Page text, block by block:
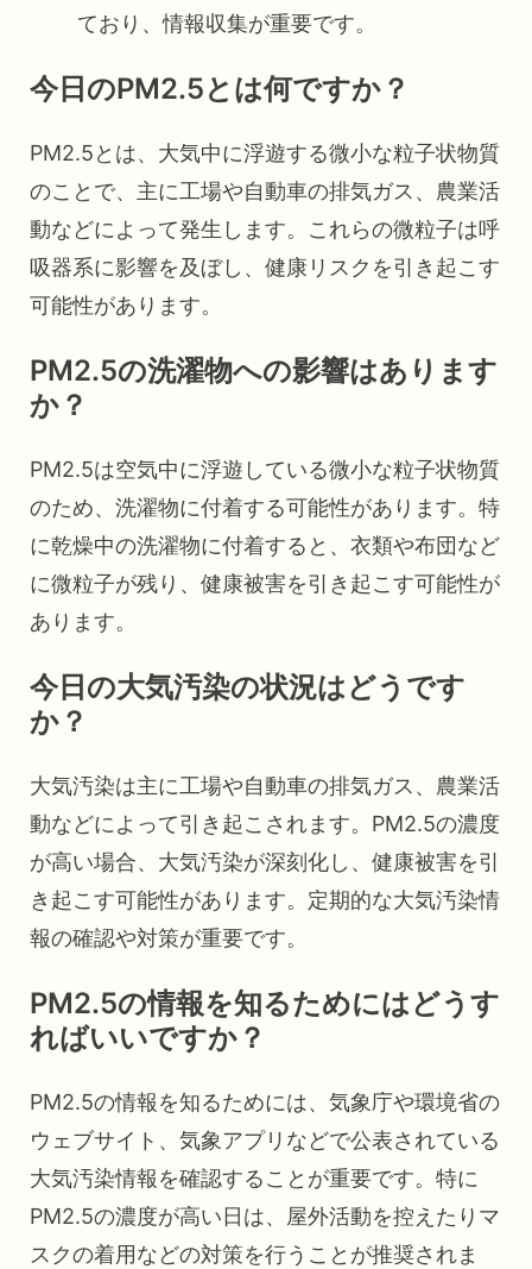
ており、情報収集が重要です。
今日のPM2.5とは何ですか？
PM2.5とは、大気中に浮遊する微小な粒子状物質
のことで、主に工場や自動車の排気ガス、農業活
動などによって発生します。これらの微粒子は呼
吸器系に影響を及ぼし、健康リスクを引き起こす
可能性があります。
PM2.5の洗濯物への影響はあります
か？
PM2.5は空気中に浮遊している微小な粒子状物質
のため、洗濯物に付着する可能性があります。特
に乾燥中の洗濯物に付着すると、衣類や布団など
に微粒子が残り、健康被害を引き起こす可能性が
あります。
今日の大気汚染の状況はどうです
か？
大気汚染は主に工場や自動車の排気ガス、農業活
動などによって引き起こされます。PM2.5の濃度
が高い場合、大気汚染が深刻化し、健康被害を引
き起こす可能性があります。定期的な大気汚染情
報の確認や対策が重要です。
PM2.5の情報を知るためにはどうす
ればいいですか？
PM2.5の情報を知るためには、気象庁や環境省の
ウェブサイト、気象アプリなどで公表されている
大気汚染情報を確認することが重要です。特に
PM2.5の濃度が高い日は、屋外活動を控えたりマ
スクの着用などの対策を行うことが推奨されま